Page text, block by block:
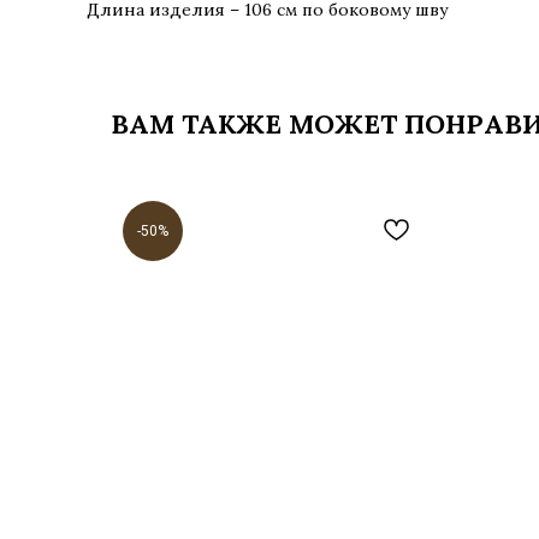
Длина изделия – 106 см по боковому шву
ВАМ ТАКЖЕ МОЖЕТ
-50%